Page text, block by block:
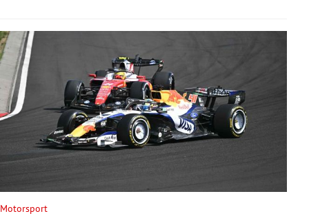
Untermenü
Motorsport